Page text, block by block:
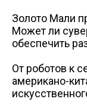
Золото Мали
Может ли
обеспечить
От роботов к
американо-